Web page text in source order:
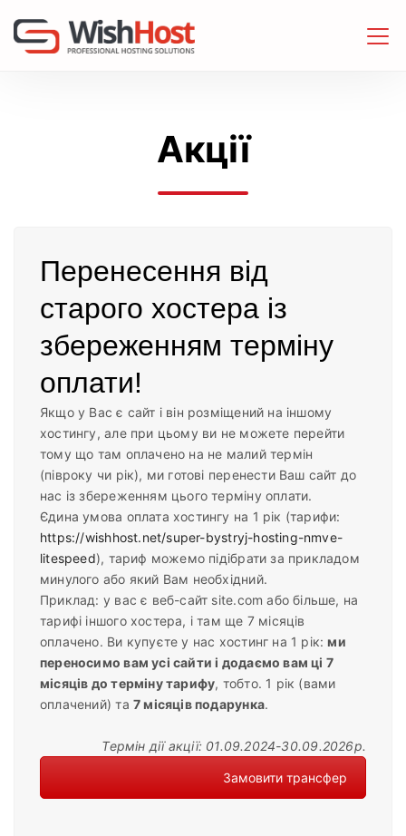
Акції
Перенесення від
старого хостера із
збереженням терміну
оплати!
Якщо у Вас є сайт і він розміщений на іншому
хостингу, але при цьому ви не можете перейти
тому що там оплачено на не малий термін
(півроку чи рік), ми готові перенести Ваш сайт до
нас із збереженням цього терміну оплати.
Єдина умова оплата хостингу на 1 рік (тарифи:
https://wishhost.net/super-bystryj-hosting-nmve-
litespeed), тариф можемо підібрати за прикладом
минулого або який Вам необхідний.
Приклад: у вас є веб-сайт site.com або більше, на
тарифі іншого хостера, і там ще 7 місяців
оплачено. Ви купуєте у нас хостинг на 1 рік:ми
переносимо вам усі сайти і додаємо вам ці 7
місяців до терміну тарифу, тобто. 1 рік (вами
оплачений) та 7 місяців подарунка.
Термін дії акції: 01.09.2024-30.09.2026р.
Замовити трансфер